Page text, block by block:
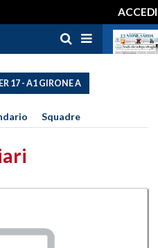
ACCEDI
17 - A1 GIRONE A
Squadre